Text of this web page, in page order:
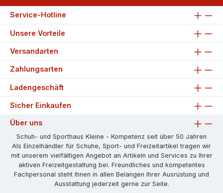
Service-Hotline
Unsere Vorteile
Versandarten
Zahlungsarten
Ladengeschäft
Sicher Einkaufen
Über uns
Schuh- und Sporthaus Kleine - Kompetenz seit über 50 Jahren
Als Einzelhändler für Schuhe, Sport- und Freizeitartikel tragen wir
mit unserem vielfältigen Angebot an Artikeln und Services zu Ihrer
aktiven Freizeitgestaltung bei. Freundliches und kompetentes
Fachpersonal steht Ihnen in allen Belangen Ihrer Ausrüstung und
Ausstattung jederzeit gerne zur Seite.